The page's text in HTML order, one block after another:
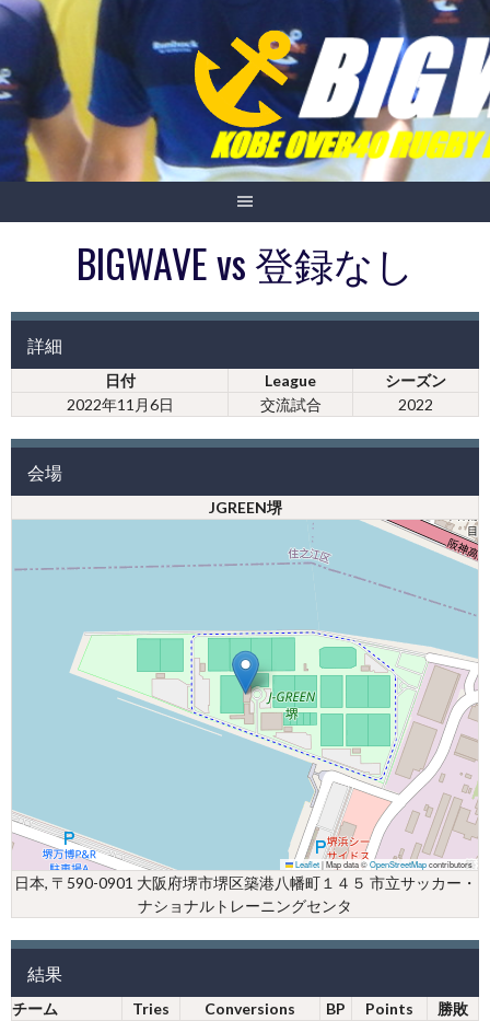
Skip
content
BIGWAVE vs 登録なし
詳細
日付 League
シーズン
2022年11月6日
交流試合 2022
会場
JGREEN堺
Leaflet|Map data ©OpenStreetMapcontributors
日本, 〒590-0901 大阪府堺市堺区築港八幡町１４５ 市立サッカー・
ナショナルトレーニングセンタ
結果
チーム Tries Conversions BP Points
勝敗